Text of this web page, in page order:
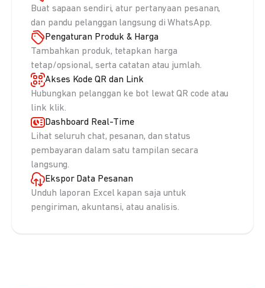
Buat sapaan sendiri, atur pertanyaan pesanan,
dan pandu pelanggan langsung di WhatsApp.
Pengaturan Produk & Harga
Tambahkan produk, tetapkan harga
tetap/opsional, serta catatan atau jumlah.
Akses Kode QR dan Link
Hubungkan pelanggan ke bot lewat QR code atau
link klik.
Dashboard Real-Time
Lihat seluruh chat, pesanan, dan status
pembayaran dalam satu tampilan secara
langsung.
Ekspor Data Pesanan
Unduh laporan Excel kapan saja untuk
pengiriman, akuntansi, atau analisis.